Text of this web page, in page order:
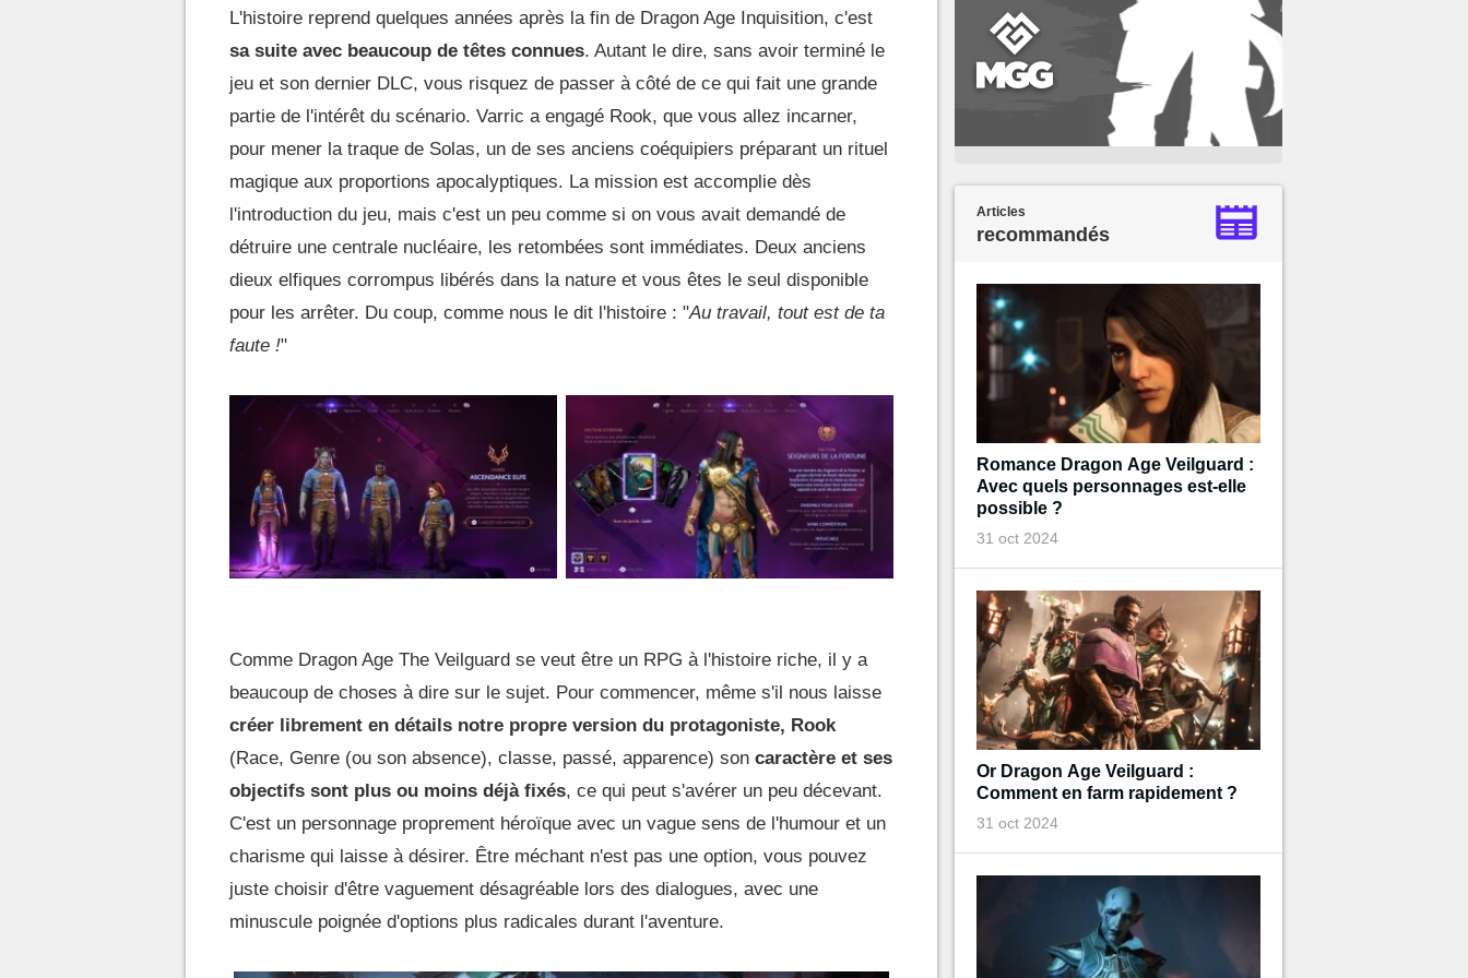
L'histoire reprend quelques années après la fin de Dragon Age Inquisition, c'est
sa suite avec beaucoup de têtes connues. Autant le dire, sans avoir terminé le
jeu et son dernier DLC, vous risquez de passer à côté de ce qui fait une grande
partie de l'intérêt du scénario. Varric a engagé Rook, que vous allez incarner,
pour mener la traque de Solas, un de ses anciens coéquipiers préparant un rituel
magique aux proportions apocalyptiques. La mission est accomplie dès
l'introduction du jeu, mais c'est un peu comme si on vous avait demandé de
détruire une centrale nucléaire, les retombées sont immédiates. Deux anciens
dieux elfiques corrompus libérés dans la nature et vous êtes le seul disponible
pour les arrêter. Du coup, comme nous le dit l'histoire : "Au travail, tout est de ta
faute !"
Comme Dragon Age The Veilguard se veut être un RPG à l'histoire riche, il y a
beaucoup de choses à dire sur le sujet. Pour commencer, même s'il nous laisse
créer librement en détails notre propre version du protagoniste, Rook
(Race, Genre (ou son absence), classe, passé, apparence) son caractère et ses
objectifs sont plus ou moins déjà fixés, ce qui peut s'avérer un peu décevant.
C'est un personnage proprement héroïque avec un vague sens de l'humour et un
charisme qui laisse à désirer. Être méchant n'est pas une option, vous pouvez
juste choisir d'être vaguement désagréable lors des dialogues, avec une
minuscule poignée d'options plus radicales durant l'aventure.
Articles
recommandés
Romance Dragon Age Veilguard :
Avec quels personnages est-elle
possible ?
31 oct 2024
Or Dragon Age Veilguard :
Comment en farm rapidement ?
31 oct 2024